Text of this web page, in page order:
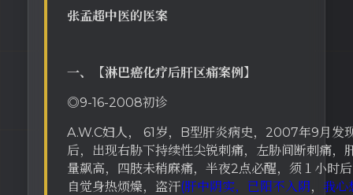
张孟超中医的医案
一、【淋巴癌化疗后肝区痛案例】
◎9-16-2008初诊
A.W.C妇人， 61岁，B型肝炎病史，2007年9月发
后，出现右胁下持续性尖锐刺痛，左胁间断刺痛，
量飙高，四肢未稍麻痛，半夜2点必醒，须１小时
自觉身热烦燥，盗汗(肝中阴实，已阳不入阴， 我心